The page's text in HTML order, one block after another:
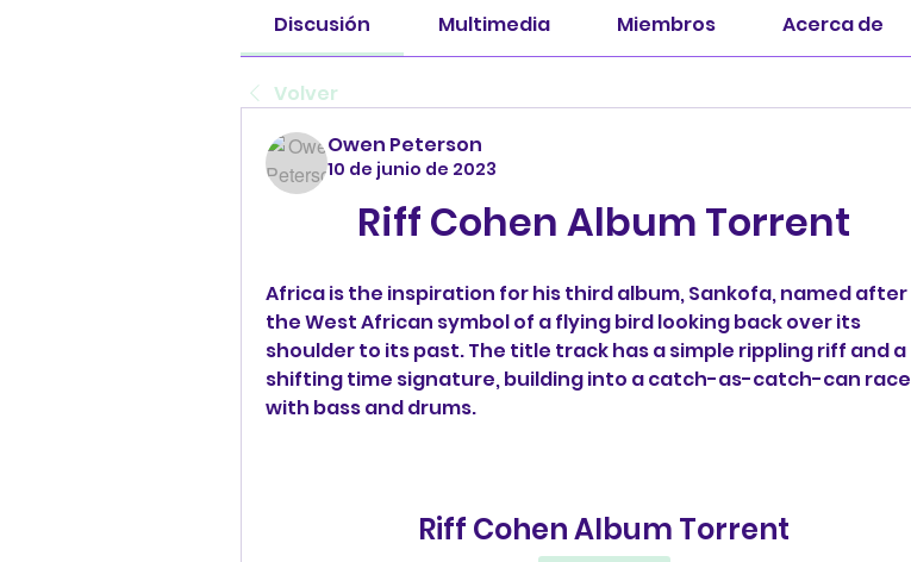
Discusión Multimedia Miembros Acerca de
Volver
Owen Peterson
10 de junio de 2023
Riff Cohen Album Torrent
Africa is the inspiration for his third album, Sankofa, named after
the West African symbol of a flying bird looking back over its
shoulder to its past. The title track has a simple rippling riff and a
shifting time signature, building into a catch-as-catch-can race
with bass and drums.
Riff Cohen Album Torrent